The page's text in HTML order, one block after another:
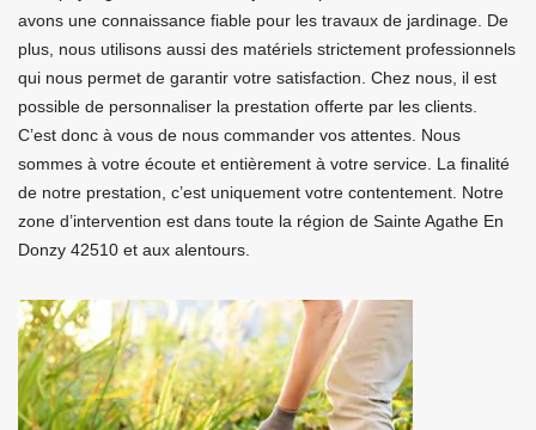
avons une connaissance fiable pour les travaux de jardinage. De
plus, nous utilisons aussi des matériels strictement professionnels
qui nous permet de garantir votre satisfaction. Chez nous, il est
possible de personnaliser la prestation offerte par les clients.
C’est donc à vous de nous commander vos attentes. Nous
sommes à votre écoute et entièrement à votre service. La finalité
de notre prestation, c’est uniquement votre contentement. Notre
zone d’intervention est dans toute la région de Sainte Agathe En
Donzy 42510 et aux alentours.